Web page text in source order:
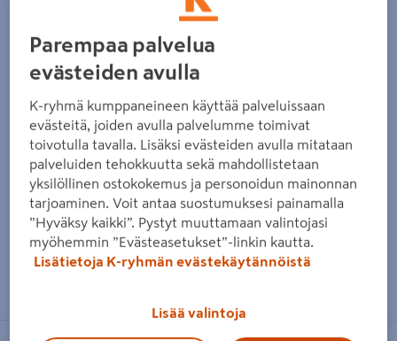
Zoomaa kuvaa sormilla kosketusnäytöllä
Parempaa palvelua
evästeiden avulla
K-ryhmä kumppaneineen käyttää palveluissaan
evästeitä, joiden avulla palvelumme toimivat
toivotulla tavalla. Lisäksi evästeiden avulla mitataan
palveluiden tehokkuutta sekä mahdollistetaan
yksilöllinen ostokokemus ja personoidun mainonnan
tarjoaminen. Voit antaa suostumuksesi painamalla
”Hyväksy kaikki”. Pystyt muuttamaan valintojasi
myöhemmin ”Evästeasetukset”-linkin kautta.
Lisätietoja K-ryhmän evästekäytännöistä
Lisää valintoja